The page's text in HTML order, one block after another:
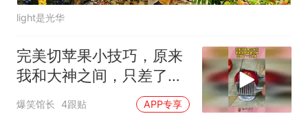
light是光华
完美切苹果小技巧，原来
我和大神之间，只差了一
个工具！
爆笑馆长 4跟贴 APP专享